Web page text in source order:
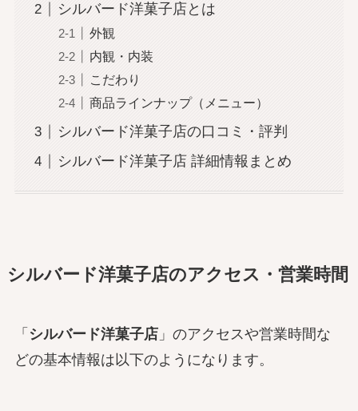
シルバード洋菓子店とは
外観
内観・内装
こだわり
商品ラインナップ（メニュー）
シルバード洋菓子店の口コミ・評判
シルバード洋菓子店 詳細情報まとめ
シルバード洋菓子店のアクセス・営業時間
「 シルバード洋菓子店」のアクセスや営業時間な
どの基本情報は以下のようになります。